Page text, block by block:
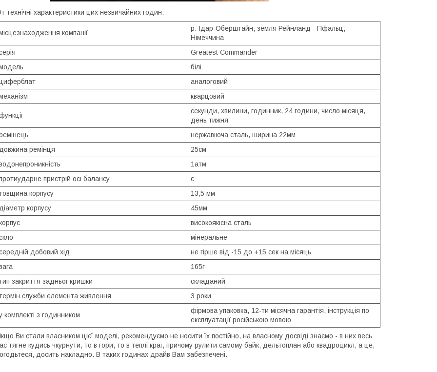
технічні характеристики цих незвичайних годин:
компанії
р. Ідар-Оберштайн, земля Рейнланд - Пфальц,
Німеччина
Greatest Commander
білі
аналоговий
кварцовий
секунди, хвилини, годинник, 24 години, число місяця,
день тижня
нержавіюча сталь, ширина 22мм
ремінця
25см
1атм
пристрій осі балансу
є
корпусу
13,5 мм
корпусу
45мм
високоякісна сталь
мінеральне
добовий хід
не гірше від -15 до +15 сек на місяць
165г
закриття задньої кришки
складаний
служби елемента живлення
3 роки
комплекті з годинником
фірмова упаковка, 12-ти місячна гарантія, інструкція по
експлуатації російською мовою
Ви стали власником цієї моделі, рекомендуємо не носити їх постійно, на власному досвіді знаємо - в них весь
тягне кудись чкурнути, то в гори, то в теплі краї, причому рулити самому байк, дельтоплан або квадроцикл, а це,
досить накладно. В таких годинах драйв Вам забезпечені.